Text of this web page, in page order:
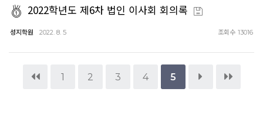
2022학년도 제6차 법인 이사회 회의록
성지학원 2022. 8. 5 조회수 13016
1 2 3 4 5